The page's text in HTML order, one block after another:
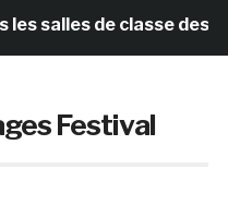
de classe des écoles
Festival